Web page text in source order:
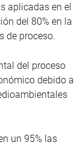
aplicadas en el
del 80% en la
de proceso.
del proceso
debido a
un 95% las